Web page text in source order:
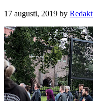
17 augusti, 2019 by